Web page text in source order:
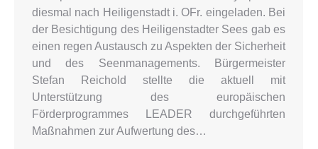
diesmal nach Heiligenstadt i. OFr. eingeladen. Bei
der Besichtigung des Heiligenstadter Sees gab es
einen regen Austausch zu Aspekten der Sicherheit
und des Seenmanagements. Bürgermeister
Stefan Reichold stellte die aktuell mit
Unterstützung des europäischen
Förderprogrammes LEADER durchgeführten
Maßnahmen zur Aufwertung des…